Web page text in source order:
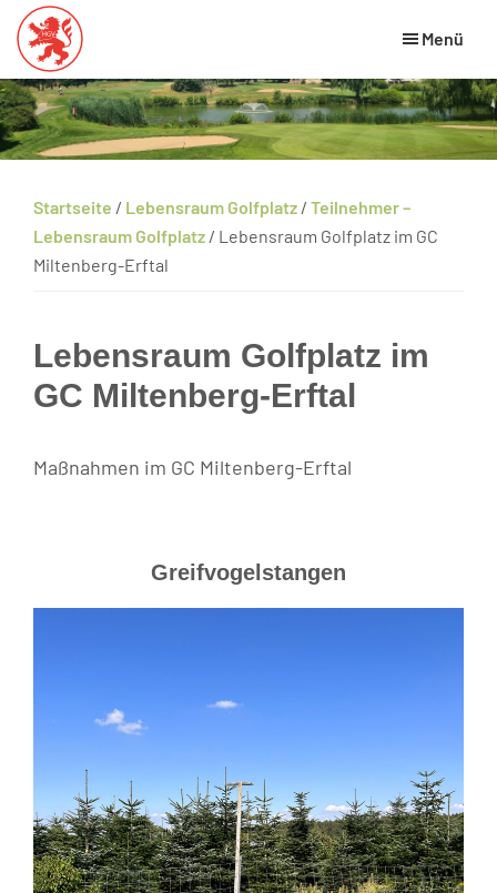
Skip
to
main
content
Zur
Hauptsidebar
springen
Zur
Fußzeile
springen
Hessischer
Golfverband
HGV
Website
Menü
Startseite / Lebensraum Golfplatz / Teilnehmer –
Lebensraum Golfplatz / Lebensraum Golfplatz im GC
Miltenberg-Erftal
Lebensraum Golfplatz im
GC Miltenberg-Erftal
Maßnahmen im GC Miltenberg-Erftal
Greifvogelstangen